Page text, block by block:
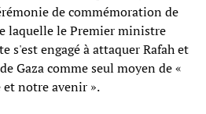
de commémoration de
laquelle le Premier ministre
s'est engagé à attaquer Rafah et
Gaza comme seul moyen de «
notre avenir ».